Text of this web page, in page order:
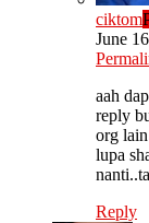
ciktom
June
aah
reply
org
lupa
Reply